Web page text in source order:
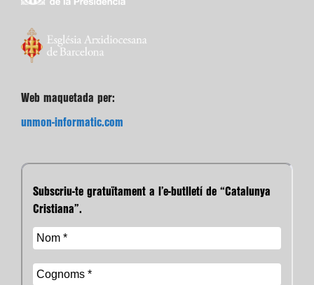
Web maquetada per:
unmon-informatic.com
Subscriu-te gratuïtament a l’e-butlletí de “Catalunya
Cristiana”.